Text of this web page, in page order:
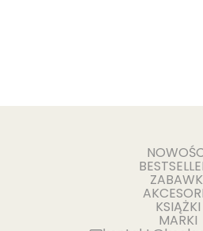
KSIĄŻKI
MARKI